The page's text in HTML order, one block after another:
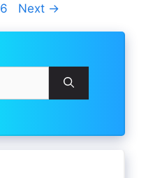
Page
6 Next →